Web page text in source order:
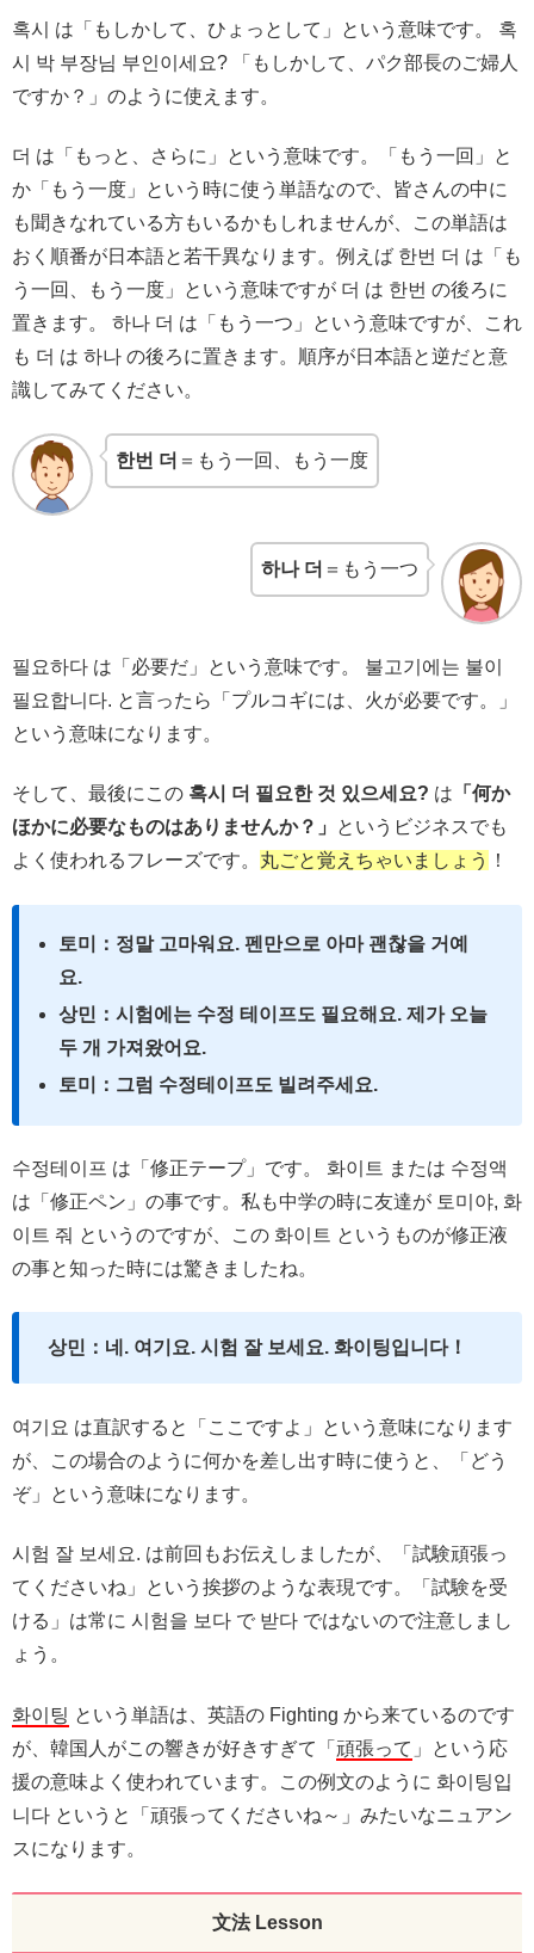
혹시 は「もしかして、ひょっとして」という意味です。 혹
시 박 부장님 부인이세요? 「もしかして、パク部長のご婦人
ですか？」のように使えます。
더 は「もっと、さらに」という意味です。「もう一回」と
か「もう一度」という時に使う単語なので、皆さんの中に
も聞きなれている方もいるかもしれませんが、この単語は
おく順番が日本語と若干異なります。例えば 한번 더 は「も
う一回、もう一度」という意味ですが 더 は 한번 の後ろに
置きます。 하나 더 は「もう一つ」という意味ですが、これ
も 더 は 하나 の後ろに置きます。順序が日本語と逆だと意
識してみてください。
한번 더 ＝もう一回、もう一度
하나 더 ＝もう一つ
필요하다 は「必要だ」という意味です。 불고기에는 불이
필요합니다. と言ったら「プルコギには、火が必要です。」
という意味になります。
そして、最後にこの 혹시 더 필요한 것 있으세요? は 「何か
ほかに必要なものはありませんか？」
というビジネスでも
よく使われるフレーズです。 丸ごと覚えちゃいましょう ！
토미：정말 고마워요. 펜만으로 아마 괜찮을 거예
요.
상민：시험에는 수정 테이프도 필요해요. 제가 오늘
두 개 가져왔어요.
토미：그럼 수정테이프도 빌려주세요.
수정테이프 は「修正テープ」です。 화이트 または 수정액
は「修正ペン」の事です。私も中学の時に友達が 토미야, 화
이트 줘 というのですが、この 화이트 というものが修正液
の事と知った時には驚きましたね。
상민：네. 여기요. 시험 잘 보세요. 화이팅입니다！
여기요 は直訳すると「ここですよ」という意味になります
が、この場合のように何かを差し出す時に使うと、「どう
ぞ」という意味になります。
시험 잘 보세요. は前回もお伝えしましたが、「試験頑張っ
てくださいね」という挨拶のような表現です。「試験を受
ける」は常に 시험을 보다 で 받다 ではないので注意しまし
ょう。
화이팅 という単語は、英語の Fighting から来ているのです
が、韓国人がこの響きが好きすぎて「 頑張って 」という応
援の意味よく使われています。この例文のように 화이팅입
니다 というと「頑張ってくださいね～」みたいなニュアン
スになります。
文法 Lesson